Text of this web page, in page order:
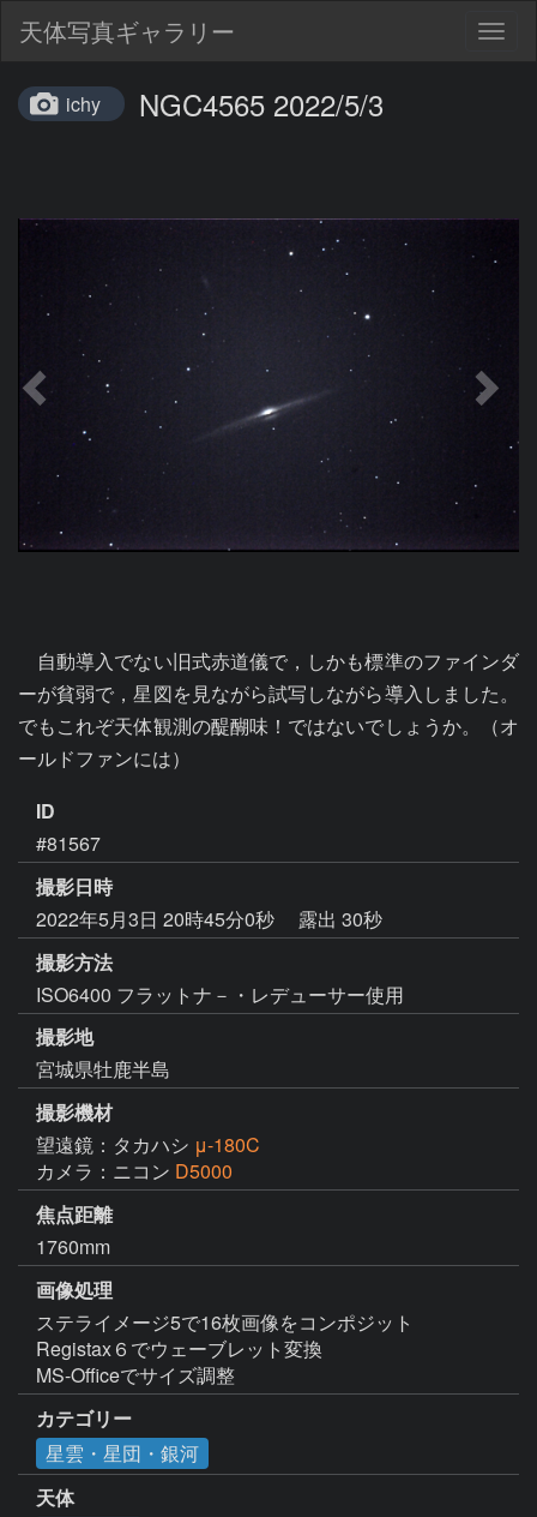
天体写真ギャラリー
ichy NGC4565 2022/5/3
自動導入でない旧式赤道儀で，しかも標準のファインダ
ーが貧弱で，星図を見ながら試写しながら導入しました。
でもこれぞ天体観測の醍醐味！ではないでしょうか。（オ
ールドファンには）
ID
#81567
撮影日時
2022年5月3日 20時45分0秒
露出 30秒
撮影方法
ISO6400 フラットナ－・レデューサー使用
撮影地
宮城県牡鹿半島
撮影機材
望遠鏡：タカハシ μ-180C
カメラ：ニコン D5000
焦点距離
1760mm
画像処理
ステライメージ5で16枚画像をコンポジット
Registax６でウェーブレット変換
MS-Officeでサイズ調整
カテゴリー
星雲・星団・銀河
天体